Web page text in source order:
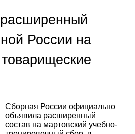
России на
Сборная России официально
объявила расширенный
состав на мартовский учебно-